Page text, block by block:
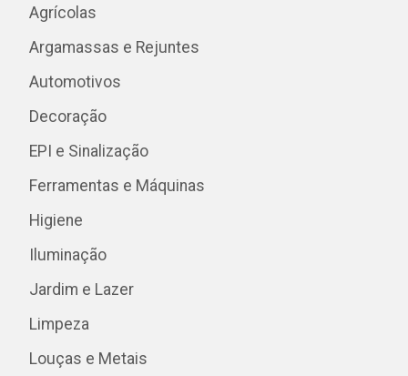
Agrícolas
Argamassas e Rejuntes
Automotivos
Decoração
EPI e Sinalização
Ferramentas e Máquinas
Higiene
Iluminação
Jardim e Lazer
Limpeza
Louças e Metais